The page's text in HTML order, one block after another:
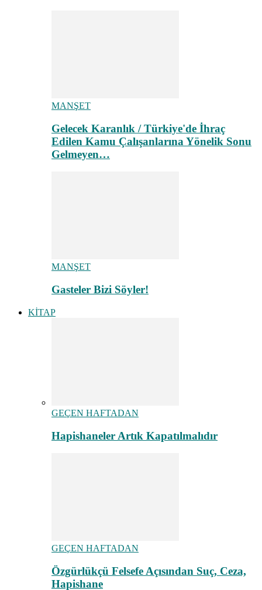
MANŞET
Gelecek Karanlık / Türkiye'de İhraç
Edilen Kamu Çalışanlarına Yönelik Sonu
Gelmeyen…
MANŞET
Gasteler Bizi Söyler!
KİTAP
GEÇEN HAFTADAN
Hapishaneler Artık Kapatılmalıdır
GEÇEN HAFTADAN
Özgürlükçü Felsefe Açısından Suç, Ceza,
Hapishane